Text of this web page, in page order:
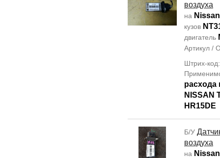
воздуха
на
кузов
двигатель
Артикул /
Штрих-
расхода
NISSAN
HR15DE
Б/У
воздуха
на